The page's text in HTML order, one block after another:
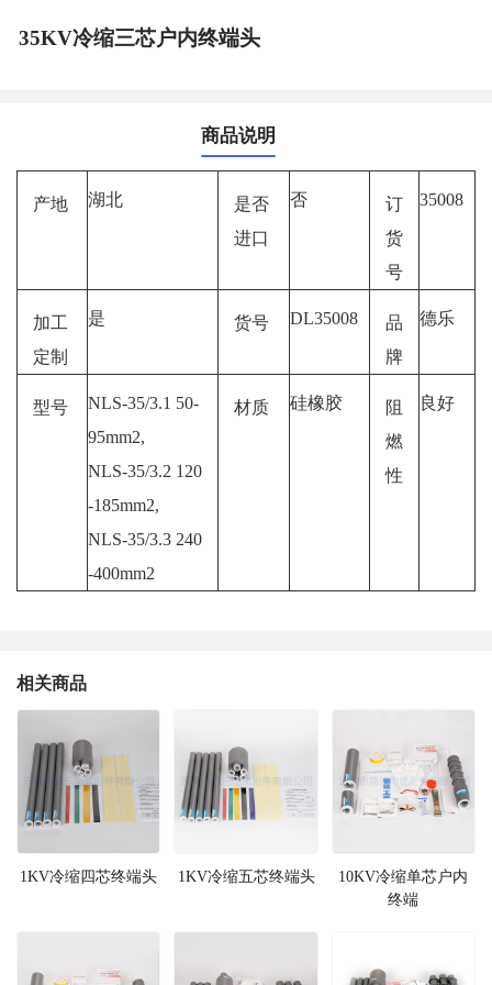
35KV冷缩三芯户内终端头
商品说明
产地 湖北
是否
进口
否
订
货
号
35008
加工
定制
是 货号 DL35008
品
牌
德乐
型号
NLS-35/3.1 50-
95mm2,
NLS-35/3.2 120
-185mm2,
NLS-35/3.3 240
-400mm2
材质 硅橡胶
阻
燃
性
良好
相关商品
1KV冷缩四芯终端头 1KV冷缩五芯终端头
10KV冷缩单芯户内
终端